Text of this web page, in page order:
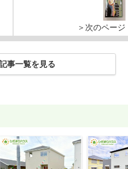
＞次のページ
事一覧を見る